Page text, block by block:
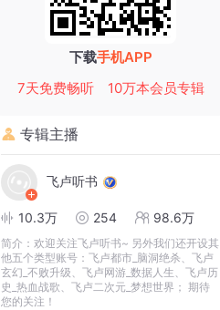
下载手机APP
7天免费畅听
10万本会员专辑
专辑主播
飞卢听书
10.3万 254 98.6万
简介： 欢迎关注飞卢听书~ 另外我们还开设其
他五个类型账号：飞卢都市_脑洞绝杀、飞卢
玄幻_不败升级、飞卢网游_数据人生、飞卢历
史_热血战歌、飞卢二次元_梦想世界； 期待
您的关注！